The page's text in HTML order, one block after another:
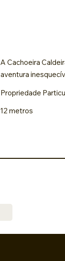
A Cachoeira
aventura
Propriedade
12 metros